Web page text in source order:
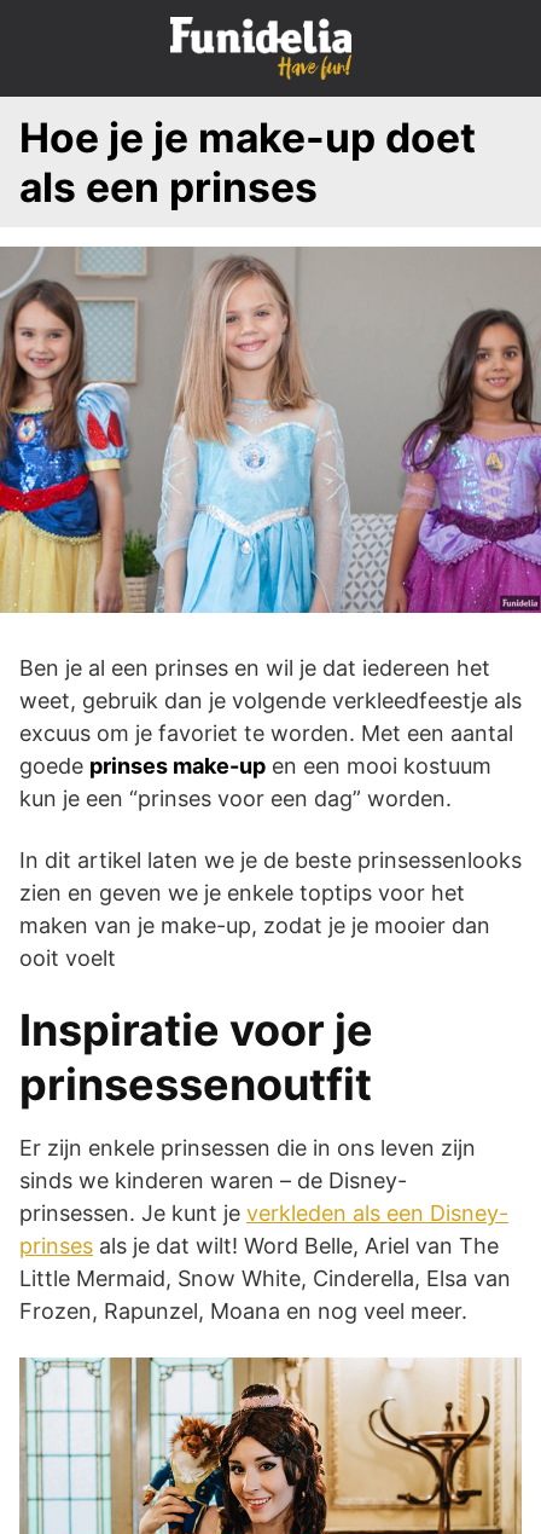
p
n
e
n
t
Hoe je je make-up doet
als een prinses
Ben je al een prinses en wil je dat iedereen het
weet, gebruik dan je volgende verkleedfeestje als
excuus om je favoriet te worden. Met een aantal
goede prinses make-up en een mooi kostuum
kun je een “prinses voor een dag” worden.
In dit artikel laten we je de beste prinsessenlooks
zien en geven we je enkele toptips voor het
maken van je make-up, zodat je je mooier dan
ooit voelt
Inspiratie voor je
prinsessenoutfit
Er zijn enkele prinsessen die in ons leven zijn
sinds we kinderen waren – de Disney-
prinsessen. Je kunt je verkleden als een Disney-
prinses als je dat wilt! Word Belle, Ariel van The
Little Mermaid, Snow White, Cinderella, Elsa van
Frozen, Rapunzel, Moana en nog veel meer.